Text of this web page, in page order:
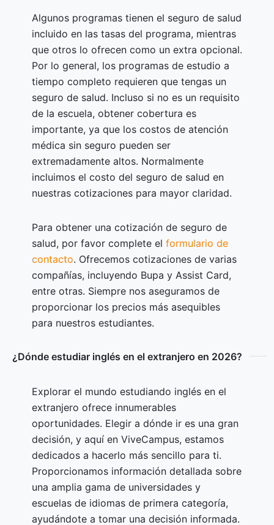
Algunos programas tienen el seguro de salud
incluido en las tasas del programa, mientras
que otros lo ofrecen como un extra opcional.
Por lo general, los programas de estudio a
tiempo completo requieren que tengas un
seguro de salud. Incluso si no es un requisito
de la escuela, obtener cobertura es
importante, ya que los costos de atención
médica sin seguro pueden ser
extremadamente altos. Normalmente
incluimos el costo del seguro de salud en
nuestras cotizaciones para mayor claridad.
Para obtener una cotización de seguro de
salud, por favor complete el formulario de
contacto. Ofrecemos cotizaciones de varias
compañías, incluyendo Bupa y Assist Card,
entre otras. Siempre nos aseguramos de
proporcionar los precios más asequibles
para nuestros estudiantes.
¿Dónde estudiar inglés en el extranjero en 2026?
Explorar el mundo estudiando inglés en el
extranjero ofrece innumerables
oportunidades. Elegir a dónde ir es una gran
decisión, y aquí en ViveCampus, estamos
dedicados a hacerlo más sencillo para ti.
Proporcionamos información detallada sobre
una amplia gama de universidades y
escuelas de idiomas de primera categoría,
ayudándote a tomar una decisión informada.